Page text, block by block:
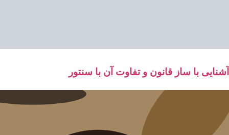
آشنایی با ساز قانون و تفاوت آن با سنتور